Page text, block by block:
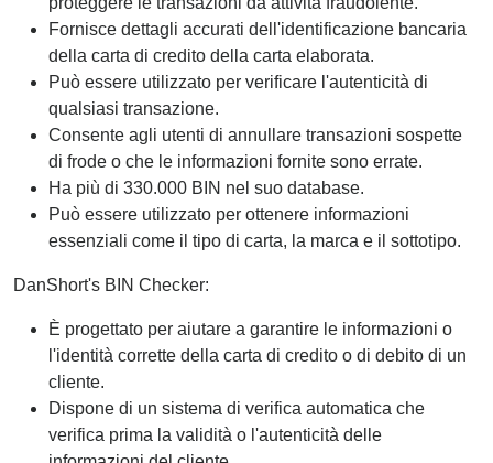
Fornisce dettagli accurati dell'identificazione bancaria
della carta di credito della carta elaborata.
Può essere utilizzato per verificare l'autenticità di
qualsiasi transazione.
Consente agli utenti di annullare transazioni sospette
di frode o che le informazioni fornite sono errate.
Ha più di 330.000 BIN nel suo database.
Può essere utilizzato per ottenere informazioni
essenziali come il tipo di carta, la marca e il sottotipo.
DanShort's BIN Checker:
È progettato per aiutare a garantire le informazioni o
l'identità corrette della carta di credito o di debito di un
cliente.
Dispone di un sistema di verifica automatica che
verifica prima la validità o l'autenticità delle